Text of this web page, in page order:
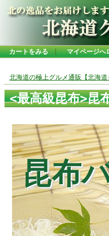
カートをみる｜ マイページへ
北海道の極上グルメ通販【北海道
<最高級昆布>昆
昆布